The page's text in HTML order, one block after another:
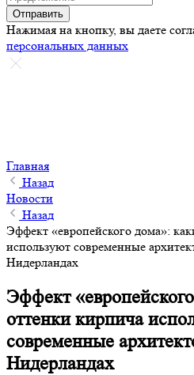
Отправить
Нажимая на кнопку, вы даете
персональных данных
Главная
Назад
Новости
Назад
Эффект «европейского дома»:
используют современные
Нидерландах
Эффект
оттенки кирпича
современные
Нидерландах